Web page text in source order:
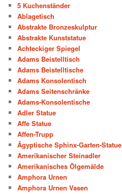
5 Kuchenständer
Ablagetisch
Abstrakte Bronzeskulptur
Abstrakte Kunststatue
Achteckiger Spiegel
Adams Beistelltisch
Adams Beistelltische
Adams Konsolentisch
Adams Seitenschränke
Adams-Konsolentische
Adler Statue
Affe Statue
Affen-Trupp
Ägyptische Sphinx-Garten-Statue
Amerikanischer Steinadler
Amerikanisches Ölgemälde
Amphora Urnen
Amphora Urnen Vasen